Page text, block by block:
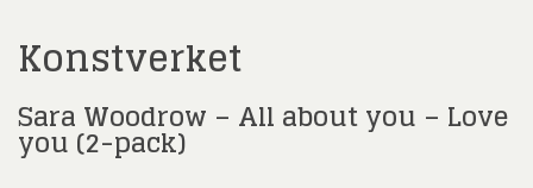
Konstverket
Sara Woodrow – All about you – Love
you (2-pack)